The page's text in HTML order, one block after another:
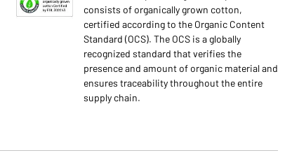
consists of organically grown cotton,
certified according to the Organic Content
Standard (OCS). The OCS is a globally
recognized standard that verifies the
presence and amount of organic material and
ensures traceability throughout the entire
supply chain.